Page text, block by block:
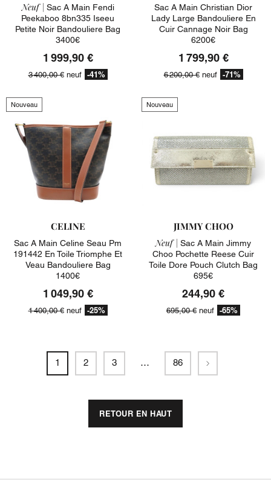
Neuf | Sac A Main Fendi
Peekaboo 8bn335 Iseeu
Petite Noir Bandouliere Bag
3400€
1 999,90 €
3 400,00 €neuf -41%
Sac A Main Christian Dior
Lady Large Bandouliere En
Cuir Cannage Noir Bag
6200€
1 799,90 €
6 200,00 €neuf -71%
Nouveau
CELINE
Sac A Main Celine Seau Pm
191442 En Toile Triomphe Et
Veau Bandouliere Bag
1400€
1 049,90 €
1 400,00 €neuf -25%
Nouveau
JIMMY CHOO
Neuf | Sac A Main Jimmy
Choo Pochette Reese Cuir
Toile Dore Pouch Clutch Bag
695€
244,90 €
695,00 € neuf -65%
1 2 3 … 86 Suivant
RETOUR EN HAUT